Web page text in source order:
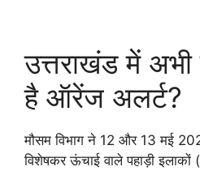
उत्तराखंड में
है ऑरेंज अलर्ट?
मौसम विभाग ने 12 और 13 मई
विशेषकर ऊंचाई वाले पहाड़ी इलाकों